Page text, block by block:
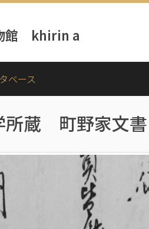
館 khirin a
ベース
所蔵 町野家文書